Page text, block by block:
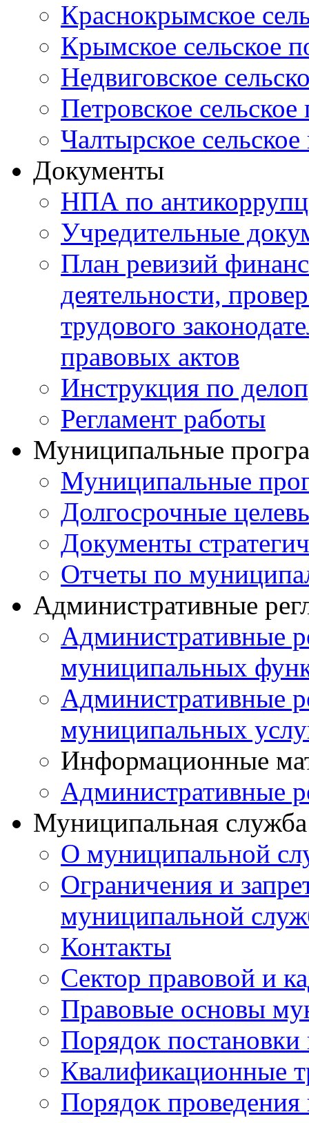
Краснокрымское
Крымское сельское
Недвиговское
Петровское сельское
Чалтырское
Документы
НПА по
Учредительные
План ревизий
деятельности,
трудового
правовых актов
Инструкция по
Регламент работы
Муниципальные
Муниципальные
Долгосрочные
Документы
Отчеты по
Административные
Административные
муниципальных
Административные
муниципальных
Информационные
Административные
Муниципальная служба
О муниципальной
Ограничения и
муниципальной
Контакты
Сектор правовой и
Правовые основы
Порядок постановки
Квалификационные
Порядок проведения